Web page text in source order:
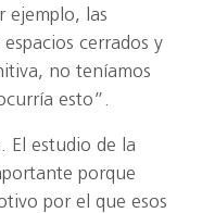
ejemplo, las
cerrados y
no teníamos
esto”.
El estudio de la
porque
por el que esos